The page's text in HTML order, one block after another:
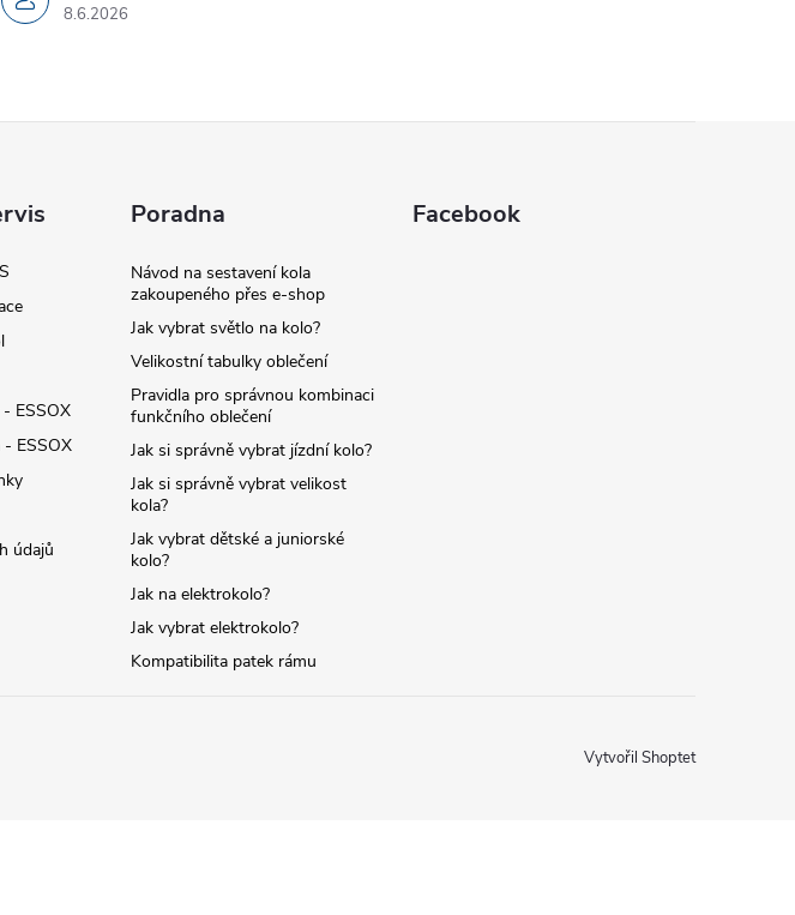
8.6.2026
ESSOX
ESSOX
údajů
Poradna
Návod na sestavení kola
zakoupeného přes e-shop
Jak vybrat světlo na kolo?
Velikostní tabulky oblečení
Pravidla pro správnou kombinaci
funkčního oblečení
Jak si správně vybrat jízdní kolo?
Jak si správně vybrat velikost
kola?
Jak vybrat dětské a juniorské
kolo?
Jak na elektrokolo?
Jak vybrat elektrokolo?
Kompatibilita patek rámu
Facebook
Vytvořil Shoptet